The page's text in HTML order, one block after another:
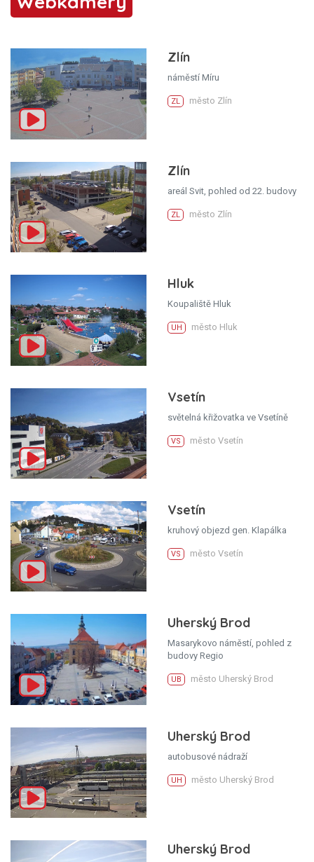
Zlín
náměstí Míru
ZL město Zlín
Zlín
areál Svit, pohled od 22. budovy
ZL město Zlín
Hluk
Koupaliště Hluk
UH město Hluk
Vsetín
světelná křižovatka ve Vsetíně
VS město Vsetín
Vsetín
kruhový objezd gen. Klapálka
VS město Vsetín
Uherský Brod
Masarykovo náměstí, pohled z
budovy Regio
UB město Uherský Brod
Uherský Brod
autobusové nádraží
UH město Uherský Brod
Uherský Brod